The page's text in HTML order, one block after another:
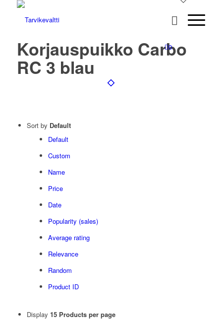
0
Korjauspuikko Carbo
RC 3 blau
Sort by Default
Default
Custom
Name
Price
Date
Popularity (sales)
Average rating
Relevance
Random
Product ID
Display 15 Products per page